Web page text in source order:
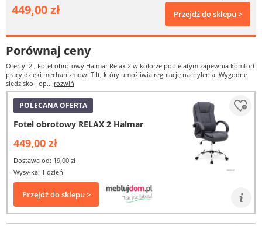
449,00 zł Przejdź do sklepu >
Porównaj ceny
Oferty: 2 , Fotel obrotowy Halmar Relax 2 w kolorze popielatym zapewnia komfort
pracy dzięki mechanizmowi Tilt, który umożliwia regulację nachylenia. Wygodne
siedzisko i op... rozwiń
POLECANA OFERTA
Fotel obrotowy RELAX 2 Halmar
449,00 zł
Dostawa od: 19,00 zł
Wysyłka: 1 dzień
Przejdź do sklepu >